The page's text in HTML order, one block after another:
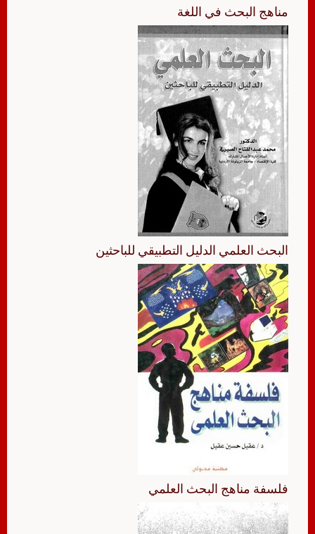
مناهج البحث في اللغة
البحث العلمي الدليل التطبيقي للباحثين
فلسفة مناهج البحث العلمي